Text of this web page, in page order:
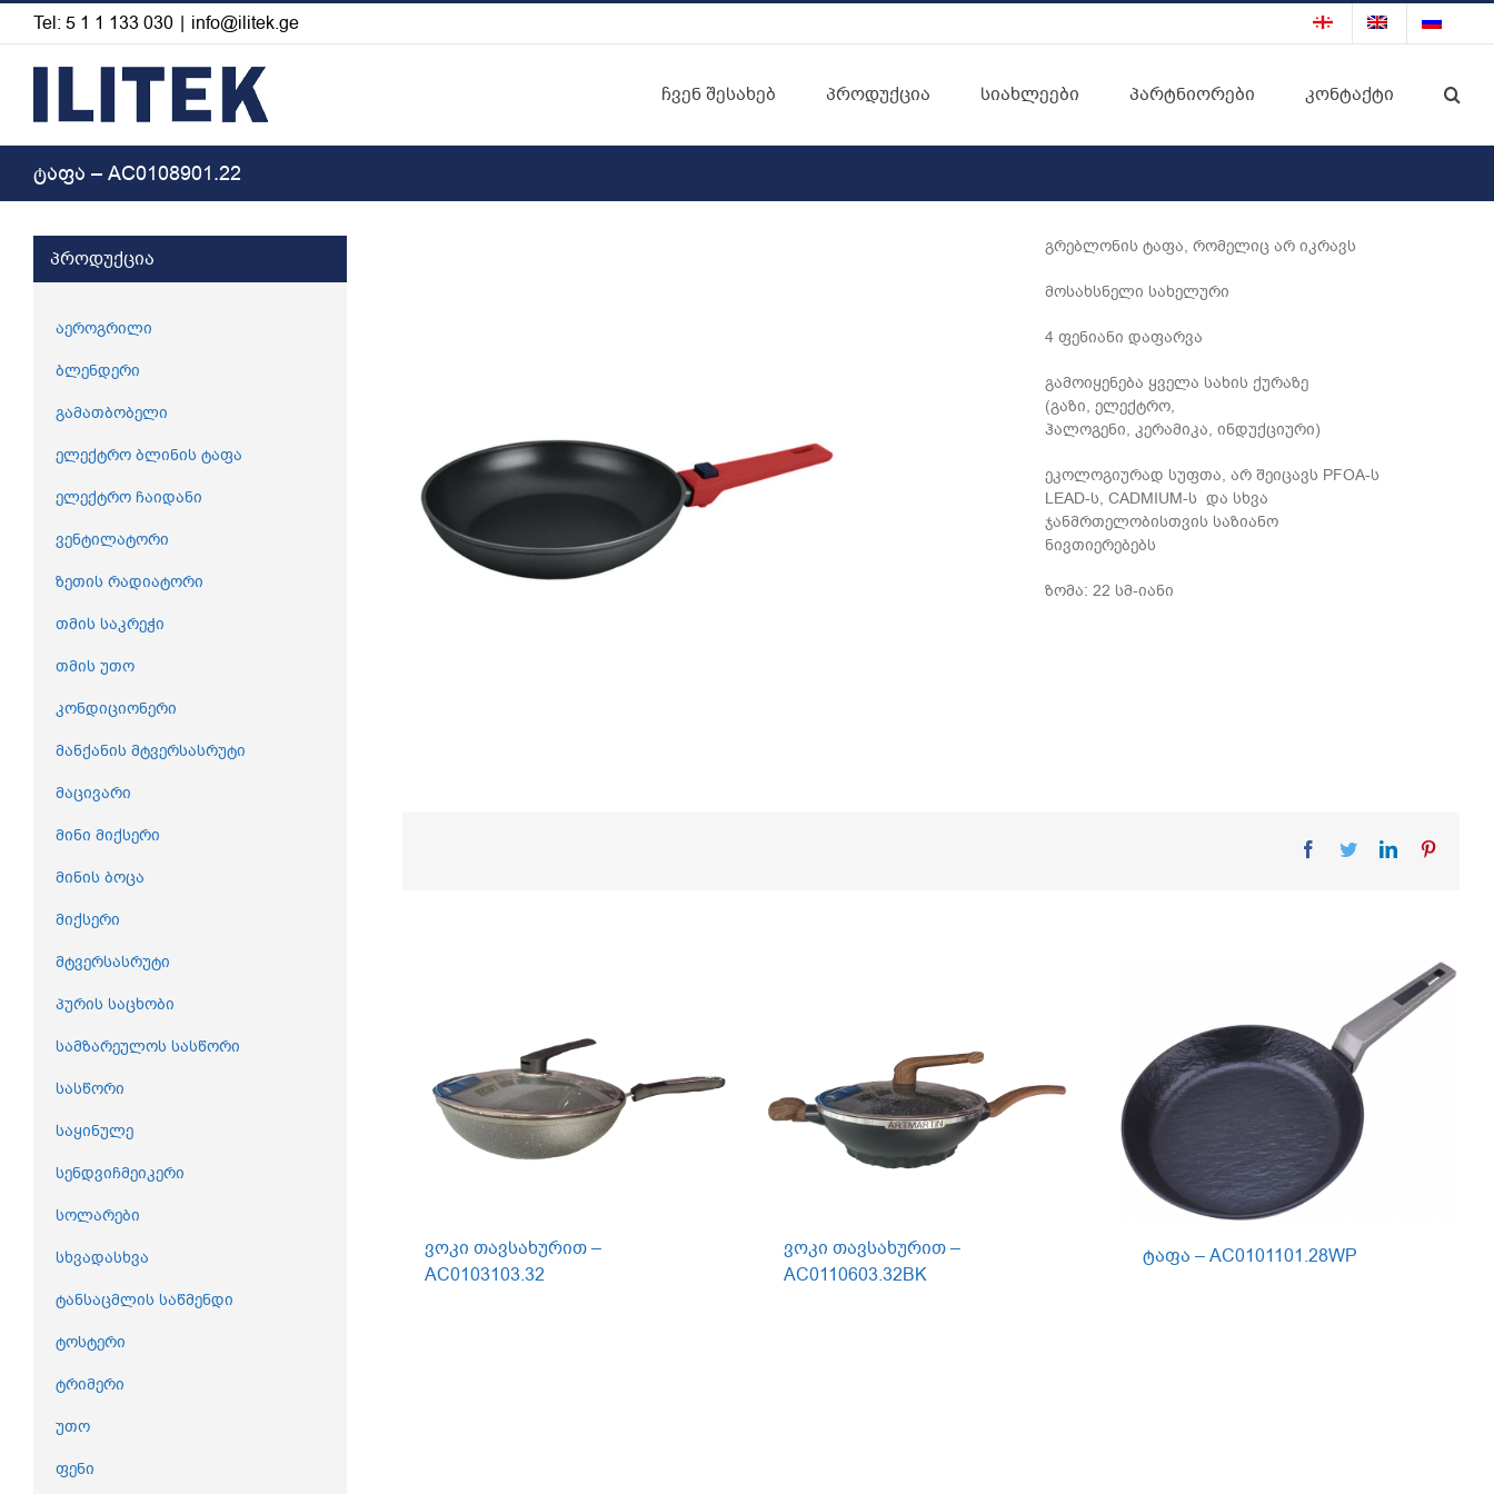
Skip
Tel: 5 1 1 133 030 | info@ilitek.ge
ჩვენ შესახებ პროდუქცია სიახლეები პარტნიორები კონტაქტი
ტაფა – AC0108901.22
გრებლონის ტაფა, რომელიც არ იკრავს
მოსახსნელი სახელური
4 ფენიანი დაფარვა
გამოიყენება ყველა სახის ქურაზე
(გაზი, ელექტრო,
ჰალოგენი, კერამიკა, ინდუქციური)
ეკოლოგიურად სუფთა, არ შეიცავს PFOA-ს
LEAD-ს, CADMIUM-ს და სხვა
ჯანმრთელობისთვის საზიანო
ნივთიერებებს
ზომა: 22 სმ-იანი
Facebook
TwitterLinkedIn
ვოკი თავსახურით –
AC0103103.32
ვოკი თავსახურით –
AC0110603.32BK
ტაფა – AC0101101.28WP
პროდუქცია
აეროგრილი
ბლენდერი
გამათბობელი
ელექტრო ბლინის ტაფა
ელექტრო ჩაიდანი
ვენტილატორი
ზეთის რადიატორი
თმის საკრეჭი
თმის უთო
კონდიციონერი
მანქანის მტვერსასრუტი
მაცივარი
მინი მიქსერი
მინის ბოცა
მიქსერი
მტვერსასრუტი
პურის საცხობი
სამზარეულოს სასწორი
სასწორი
საყინულე
სენდვიჩმეიკერი
სოლარები
სხვადასხვა
ტანსაცმლის საწმენდი
ტოსტერი
ტრიმერი
უთო
ფენი